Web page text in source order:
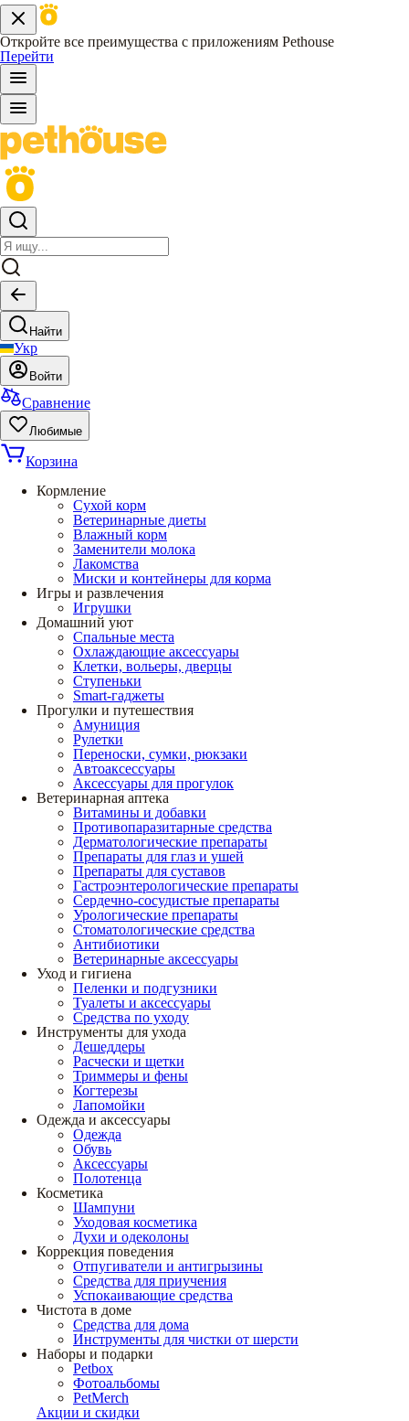
Откройте все преимущества с приложениям Pethouse
Перейти
Найти
Укр
Войти
Сравнение
Любимые
Корзина
Кормление
Сухой корм
Ветеринарные диеты
Влажный корм
Заменители молока
Лакомства
Миски и контейнеры для корма
Игры и развлечения
Игрушки
Домашний уют
Спальные места
Охлаждающие аксессуары
Клетки, вольеры, дверцы
Ступеньки
Smart-гаджеты
Прогулки и путешествия
Амуниция
Рулетки
Переноски, сумки, рюкзаки
Автоаксессуары
Аксессуары для прогулок
Ветеринарная аптека
Витамины и добавки
Противопаразитарные средства
Дерматологические препараты
Препараты для глаз и ушей
Препараты для суставов
Гастроэнтерологические препараты
Сердечно-сосудистые препараты
Урологические препараты
Стоматологические средства
Антибиотики
Ветеринарные аксессуары
Уход и гигиена
Пеленки и подгузники
Туалеты и аксессуары
Средства по уходу
Инструменты для ухода
Дешеддеры
Расчески и щетки
Триммеры и фены
Когтерезы
Лапомойки
Одежда и аксессуары
Одежда
Обувь
Аксессуары
Полотенца
Косметика
Шампуни
Уходовая косметика
Духи и одеколоны
Коррекция поведения
Отпугиватели и антигрызины
Средства для приучения
Успокаивающие средства
Чистота в доме
Средства для дома
Инструменты для чистки от шерсти
Наборы и подарки
Petbox
Фотоальбомы
PetMerch
Акции и скидки